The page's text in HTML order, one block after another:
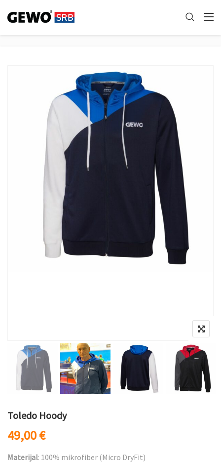
Toledo Hoody
49,00€
Materijal: 100% mikrofiber (Micro DryFit)